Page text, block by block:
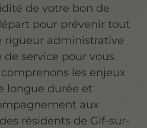
de votre bon de
pour prévenir tout
rigueur administrative
service pour vous
les enjeux
longue durée et
aux
résidents de Gif-sur-